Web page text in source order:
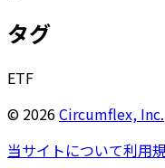
タグ
ETF
© 2026Circumflex, Inc.
当サイトについて利用